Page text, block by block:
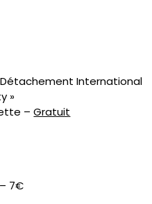
Détachement International
»
–Gratuit
7€